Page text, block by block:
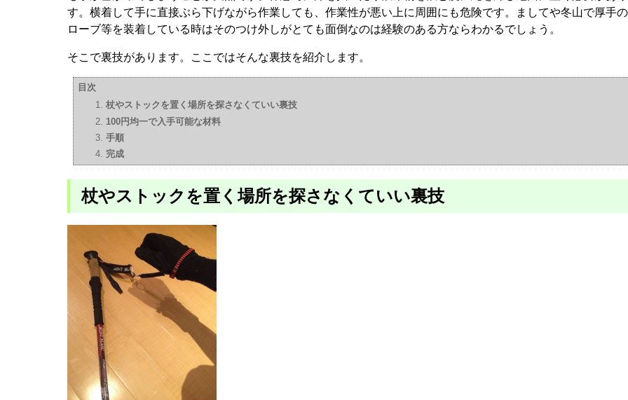
す。横着して手に直接ぶら下げながら作業しても、作業性が悪い上に周囲にも危険です。ましてや冬山で厚手
ローブ等を装着している時はそのつけ外しがとても面倒なのは経験のある方ならわかるでしょう。
そこで裏技があります。ここではそんな裏技を紹介します。
目次
杖やストックを置く場所を探さなくていい裏技
100円均一で入手可能な材料
手順
完成
杖やストックを置く場所を探さなくていい裏技